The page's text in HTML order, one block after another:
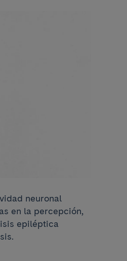
neuronal
en la percepción,
epiléptica